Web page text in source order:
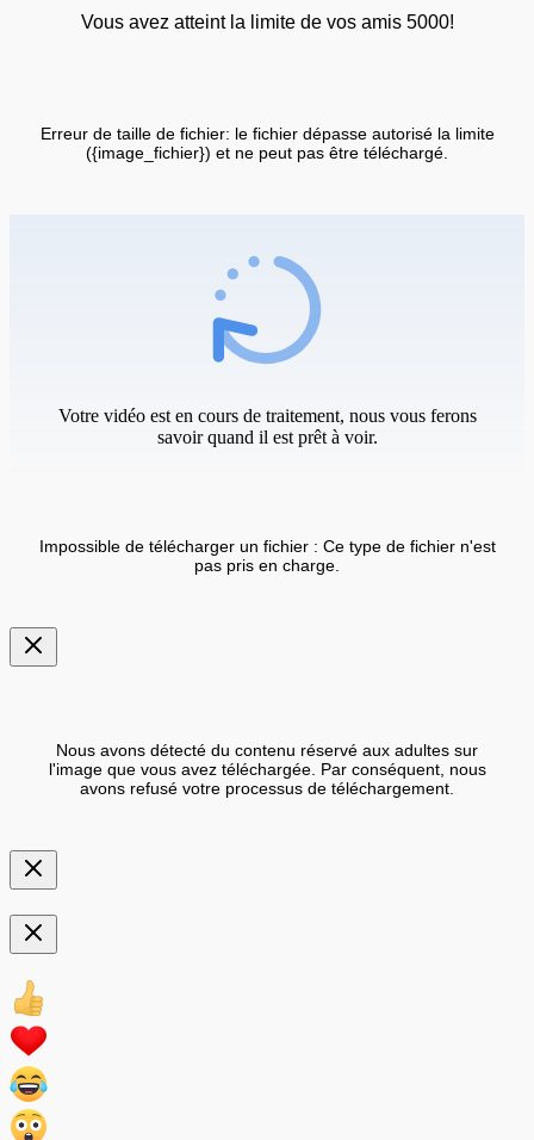
Vous avez atteint la limite de vos amis 5000!
Erreur de taille de fichier: le fichier dépasse autorisé la limite
({image_fichier}) et ne peut pas être téléchargé.
Votre vidéo est en cours de traitement, nous vous ferons
savoir quand il est prêt à voir.
Impossible de télécharger un fichier : Ce type de fichier n'est
pas pris en charge.
Nous avons détecté du contenu réservé aux adultes sur
l'image que vous avez téléchargée. Par conséquent, nous
avons refusé votre processus de téléchargement.